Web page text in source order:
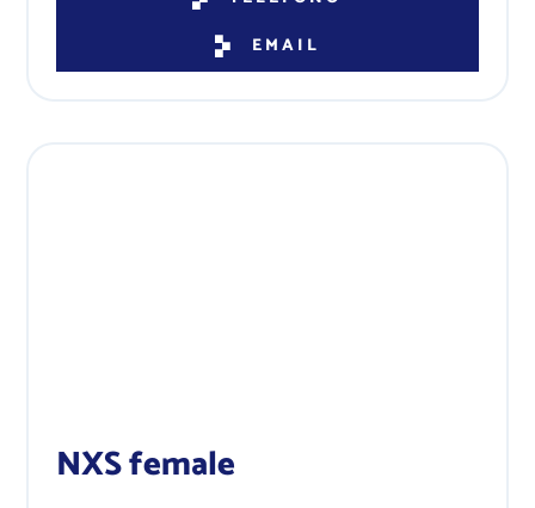
EMAIL
NXS female